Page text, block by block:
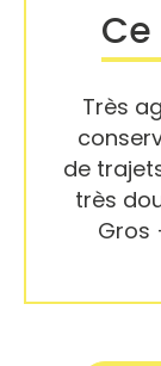
Très
de
très
Gros